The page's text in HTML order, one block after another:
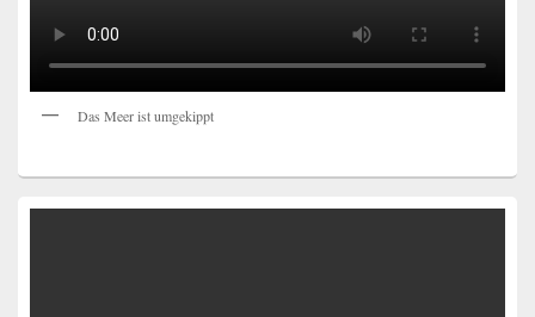
Das Meer ist umgekippt